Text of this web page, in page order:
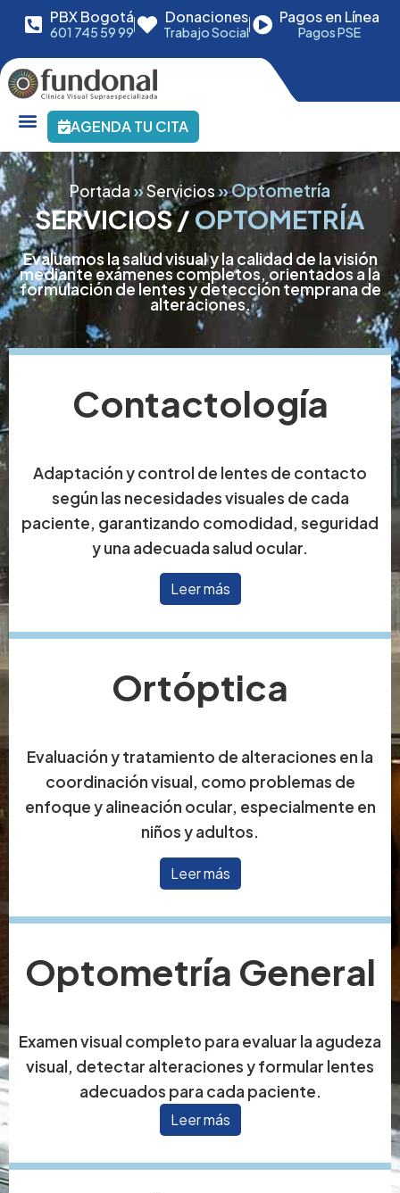
PBX Bogotá
601 745 59 99
Donaciones
Trabajo Social
Pagos en Línea
Pagos PSE
AGENDA TU CITA
Portada »Servicios »Optometría
SERVICIOS /OPTOMETRÍA
Evaluamos la salud visual y la calidad de la visión
mediante exámenes completos, orientados a la
formulación de lentes y detección temprana de
alteraciones.
Contactología
Adaptación y control de lentes de contacto
según las necesidades visuales de cada
paciente, garantizando comodidad, seguridad
y una adecuada salud ocular.
Leer más
Ortóptica
Evaluación y tratamiento de alteraciones en la
coordinación visual, como problemas de
enfoque y alineación ocular, especialmente en
niños y adultos.
Leer más
Optometría General
Examen visual completo para evaluar la agudeza
visual, detectar alteraciones y formular lentes
adecuados para cada paciente.
Leer más